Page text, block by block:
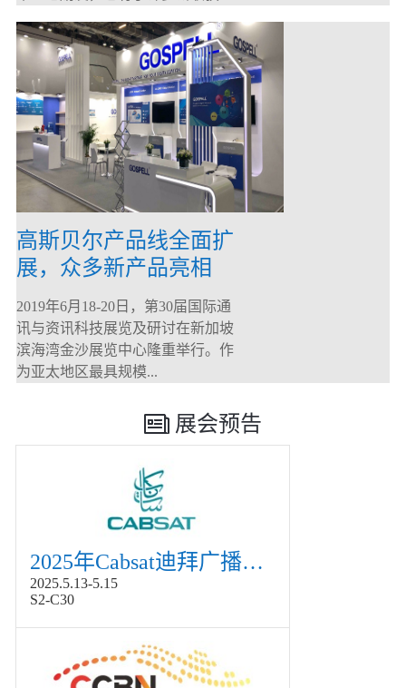
高斯贝尔产品线全面扩
展，众多新产品亮相
CommunicAsia 2019
2019年6月18-20日，第30届国际通
讯与资讯科技展览及研讨在新加坡
滨海湾金沙展览中心隆重举行。作
为亚太地区最具规模...
展会预告
2025年Cabsat迪拜广播电视展
2025.5.13-5.15
S2-C30